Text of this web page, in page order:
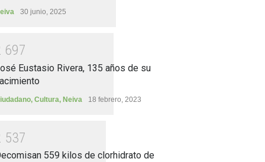
30 junio, 2025
697
Eustasio Rivera, 135 años de su
, Cultura, Neiva 18 febrero, 2023
537
559 kilos de clorhidrato de